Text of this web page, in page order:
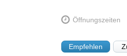
Öffnungszeiten
Empfehlen